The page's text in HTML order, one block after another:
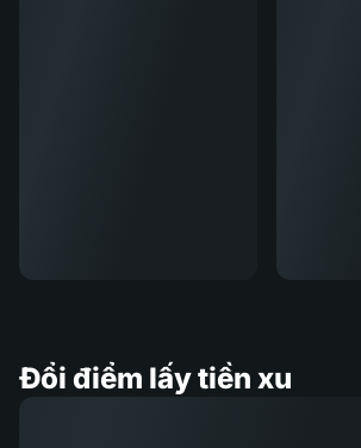
Đổi điểm lấy tiền xu